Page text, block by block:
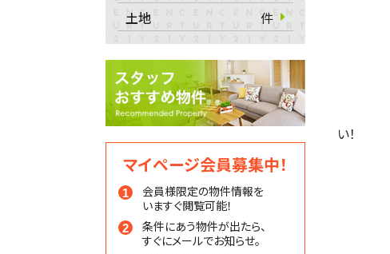
土地
件
マイページ会員募集中！
会員様限定の物件情報を
いますぐ閲覧可能！
条件にあう物件が出たら、
すぐにメールでお知らせ。
い！